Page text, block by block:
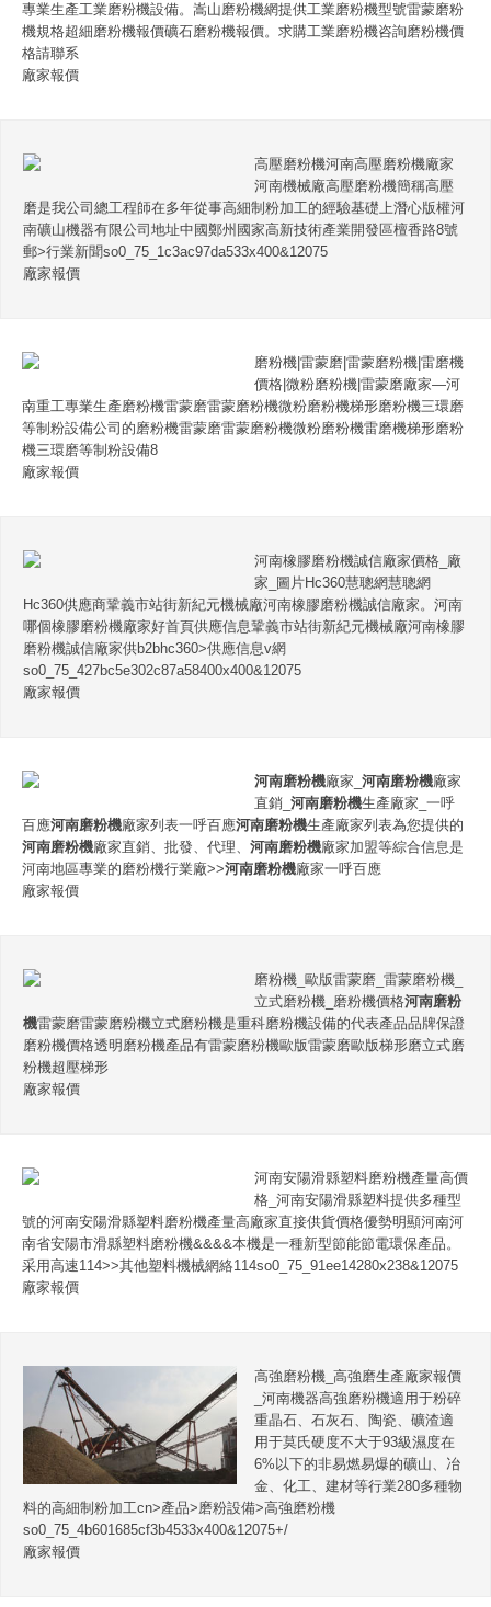
專業生產工業磨粉機設備。嵩山磨粉機網提供工業磨粉機型號雷蒙磨粉
機規格超細磨粉機報價礦石磨粉機報價。求購工業磨粉機咨詢磨粉機價
格請聯系
廠家報價
高壓磨粉機河南高壓磨粉機廠家
河南機械廠高壓磨粉機簡稱高壓
磨是我公司總工程師在多年從事高細制粉加工的經驗基礎上潛心版權河
南礦山機器有限公司地址中國鄭州國家高新技術產業開發區檀香路8號
郵>行業新聞so0_75_1c3ac97da533x400&12075
廠家報價
磨粉機|雷蒙磨|雷蒙磨粉機|雷磨機
價格|微粉磨粉機|雷蒙磨廠家—河
南重工專業生產磨粉機雷蒙磨雷蒙磨粉機微粉磨粉機梯形磨粉機三環磨
等制粉設備公司的磨粉機雷蒙磨雷蒙磨粉機微粉磨粉機雷磨機梯形磨粉
機三環磨等制粉設備8
廠家報價
河南橡膠磨粉機誠信廠家價格_廠
家_圖片Hc360慧聰網慧聰網
Hc360供應商鞏義市站街新紀元機械廠河南橡膠磨粉機誠信廠家。河南
哪個橡膠磨粉機廠家好首頁供應信息鞏義市站街新紀元機械廠河南橡膠
磨粉機誠信廠家供b2bhc360>供應信息v網
so0_75_427bc5e302c87a58400x400&12075
廠家報價
河南磨粉機廠家_河南磨粉機廠家
直銷_河南磨粉機生產廠家_一呼
百應河南磨粉機廠家列表一呼百應河南磨粉機生產廠家列表為您提供的
河南磨粉機廠家直銷、批發、代理、 河南磨粉機廠家加盟等綜合信息是
河南地區專業的磨粉機行業廠>>河南磨粉機廠家一呼百應
廠家報價
磨粉機_歐版雷蒙磨_雷蒙磨粉機_
立式磨粉機_磨粉機價格河南磨粉
機雷蒙磨雷蒙磨粉機立式磨粉機是重科磨粉機設備的代表產品品牌保證
磨粉機價格透明磨粉機產品有雷蒙磨粉機歐版雷蒙磨歐版梯形磨立式磨
粉機超壓梯形
廠家報價
河南安陽滑縣塑料磨粉機產量高價
格_河南安陽滑縣塑料提供多種型
號的河南安陽滑縣塑料磨粉機產量高廠家直接供貨價格優勢明顯河南河
南省安陽市滑縣塑料磨粉機&&&&本機是一種新型節能節電環保產品。
采用高速114>>其他塑料機械網絡114so0_75_91ee14280x238&12075
廠家報價
高強磨粉機_高強磨生產廠家報價
_河南機器高強磨粉機適用于粉碎
重晶石、石灰石、陶瓷、礦渣適
用于莫氏硬度不大于93級濕度在
6%以下的非易燃易爆的礦山、冶
金、化工、建材等行業280多種物
料的高細制粉加工cn>產品>磨粉設備>高強磨粉機
so0_75_4b601685cf3b4533x400&12075+/
廠家報價